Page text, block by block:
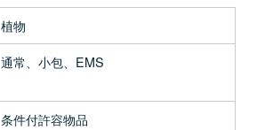
植物
通常、小包、EMS
条件付許容物品